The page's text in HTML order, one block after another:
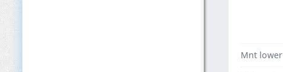
Mnt lower